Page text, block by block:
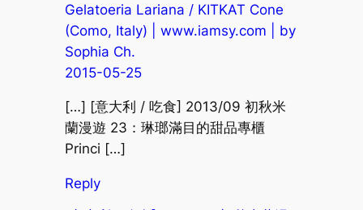
Gelatoeria Lariana / KITKAT Cone
(Como, Italy) | www.iamsy.com | by
Sophia Ch.
2015-05-25
[…] [意大利 / 吃食] 2013/09 初秋米
蘭漫遊 23：琳瑯滿目的甜品專櫃
Princi […]
Reply